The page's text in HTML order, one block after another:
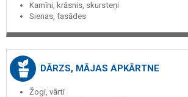
Kamīni, krāsnis, skursteņi
Sienas, fasādes
DĀRZS, MĀJAS APKĀRTNE
Žogi, vārti